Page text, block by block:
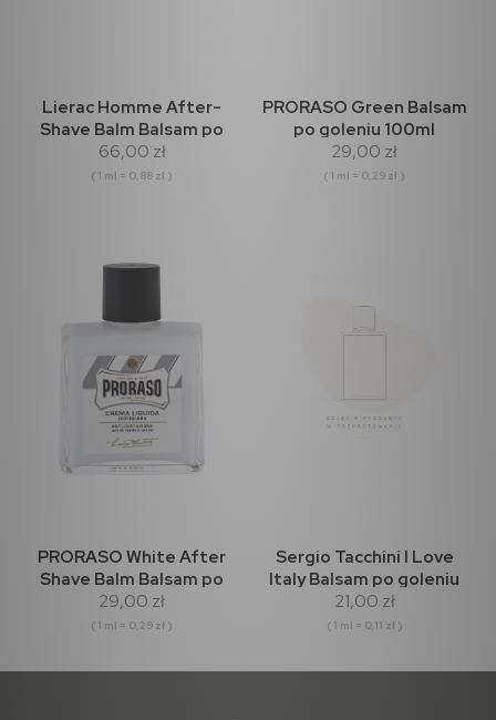
Lierac Homme After-
Shave Balm Balsam po
goleniu 75ml
66,00 zł
( 1 ml = 0,88 zł )
PRORASO Green Balsam
po goleniu 100ml
29,00 zł
( 1 ml = 0,29 zł )
PRORASO White After
Shave Balm Balsam po
goleniu 100ml
29,00 zł
( 1 ml = 0,29 zł )
Sergio Tacchini I Love
Italy Balsam po goleniu
200ml
21,00 zł
( 1 ml = 0,11 zł )